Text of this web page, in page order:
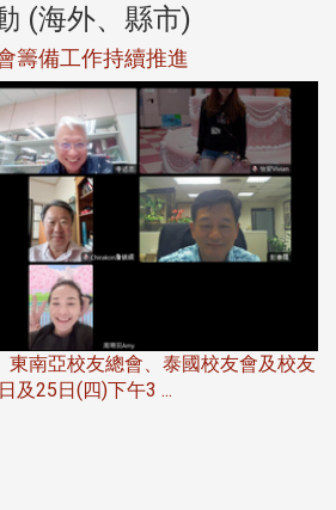
(海外、縣市)
籌備工作持續推進
東南亞校友總會、泰國校友會及校友
及25日(四)下午3 ...